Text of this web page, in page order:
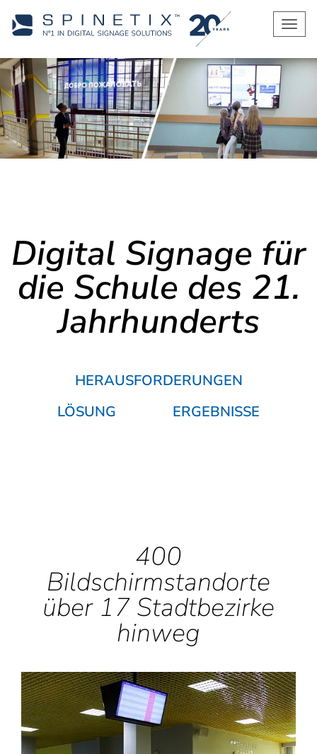
Digital Signage für
die Schule des 21.
Jahrhunderts
HERAUSFORDERUNGEN
LÖSUNG
ERGEBNISSE
400
Bildschirmstandorte
über 17 Stadtbezirke
hinweg